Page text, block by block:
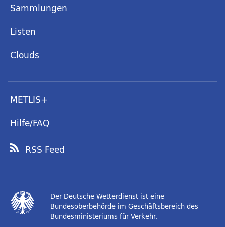
Sammlungen
Listen
Clouds
METLIS+
Hilfe/FAQ
RSS Feed
Der Deutsche Wetterdienst ist eine
Bundesoberbehörde im Geschäftsbereich des
Bundesministeriums für Verkehr.